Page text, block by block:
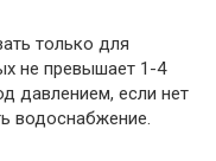
только для
не превышает 1-4
давлением, если нет
водоснабжение.